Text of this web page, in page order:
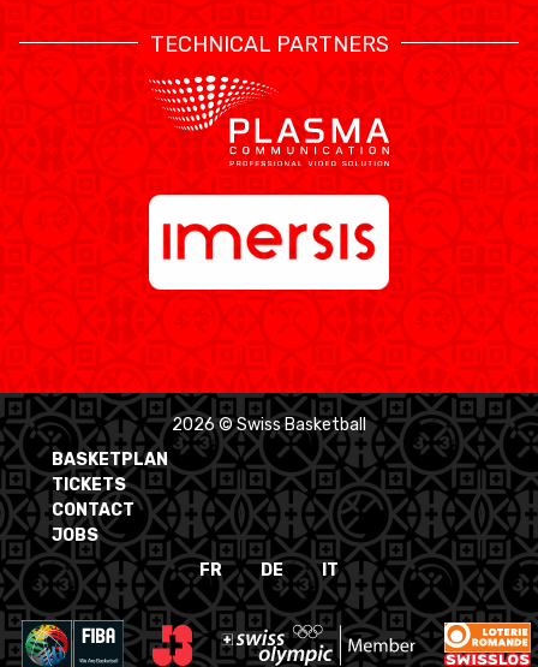
TECHNICAL PARTNERS
2026 © Swiss Basketball
BASKETPLAN
TICKETS
CONTACT
JOBS
FR
DE IT